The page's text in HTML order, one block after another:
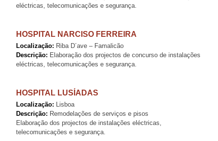
eléctricas, telecomunicações e segurança.
HOSPITAL NARCISO FERREIRA
Localização: Riba D´ave – Famalicão
Descrição: Elaboração dos projectos de concurso de instalações
eléctricas, telecomunicações e segurança.
HOSPITAL LUSÍADAS
Localização: Lisboa
Descrição: Remodelações de serviços e pisos
Elaboração dos projectos de instalações eléctricas,
telecomunicações e segurança.